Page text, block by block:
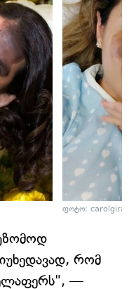
ფოტო:
რომ
—